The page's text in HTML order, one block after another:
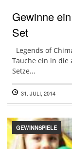
Gewinne
Set
Legends of
Tauche ein in die
Setze...
31. JULI, 2014
GEWINNSPIELE